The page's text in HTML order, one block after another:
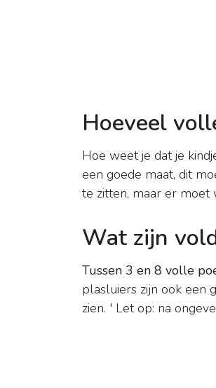
Hoeveel
Hoe weet je dat je
een goede maat, dit
te zitten, maar er moet
Wat zijn
Tussen 3 en 8 volle
plasluiers zijn ook een
zien. ' Let op: na